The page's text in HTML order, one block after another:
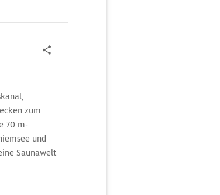
zum
70 m-
und
Saunawelt